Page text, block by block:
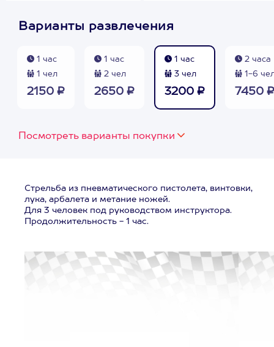
Варианты развлечения
1 час
1 чел
2150 ₽
1 час
2 чел
2650 ₽
1 час
3 чел
3200 ₽
2 часа
1-6
7450 ₽
Посмотреть варианты покупки
Стрельба из пневматического пистолета, винтовки,
лука, арбалета и метание ножей.
Для 3 человек под руководством инструктора.
Продолжительность - 1 час.